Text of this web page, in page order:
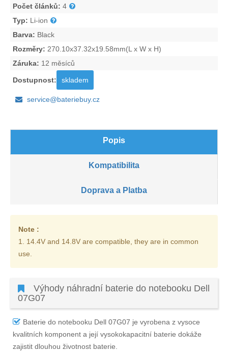
Počet článků: 4
Typ: Li-ion
Barva: Black
Rozměry: 270.10x37.32x19.58mm(L x W x H)
Záruka: 12 měsíců
Dostupnost: skladem
service@bateriebuy.cz
Popis
Kompatibilita
Doprava a Platba
Note :
1. 14.4V and 14.8V are compatible, they are in common
use.
Výhody náhradní baterie do notebooku Dell
07G07
Baterie do notebooku Dell 07G07 je vyrobena z vysoce
kvalitních komponent a její vysokokapacitní baterie dokáže
zajistit dlouhou životnost baterie.